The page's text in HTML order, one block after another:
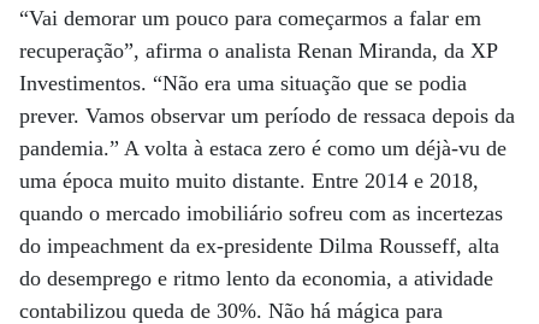
“Vai demorar um pouco para começarmos a falar em
recuperação”, afirma o analista Renan Miranda, da XP
Investimentos. “Não era uma situação que se podia
prever. Vamos observar um período de ressaca depois da
pandemia.” A volta à estaca zero é como um déjà-vu de
uma época muito muito distante. Entre 2014 e 2018,
quando o mercado imobiliário sofreu com as incertezas
do impeachment da ex-presidente Dilma Rousseff, alta
do desemprego e ritmo lento da economia, a atividade
contabilizou queda de 30%. Não há mágica para